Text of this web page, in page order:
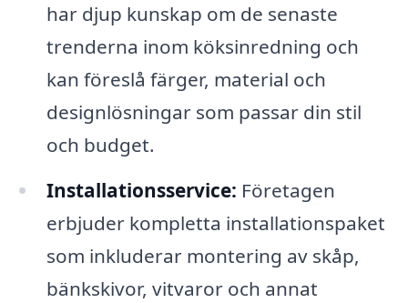
har djup kunskap om de senaste
trenderna inom köksinredning och
kan föreslå färger, material och
designlösningar som passar din stil
och budget.
Installationsservice: Företagen
erbjuder kompletta installationspaket
som inkluderar montering av skåp,
bänkskivor, vitvaror och annat